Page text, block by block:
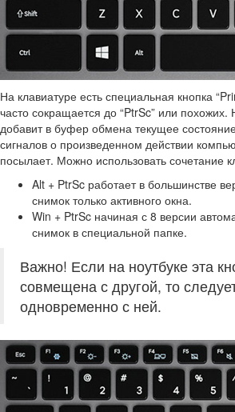
На клавиатуре есть специальная кнопка
часто сокращается до “PtrSc” или похожих.
добавит в буфер обмена текущее
сигналов о произведенном действии
посылает. Можно использовать сочетание
Alt + PtrSc работает в большинстве
снимок только активного окна.
Win + PtrSc начиная с 8 версии
снимок в специальной папке.
Важно! Если на ноутбуке эта
совмещена с другой, то
одновременно с ней.